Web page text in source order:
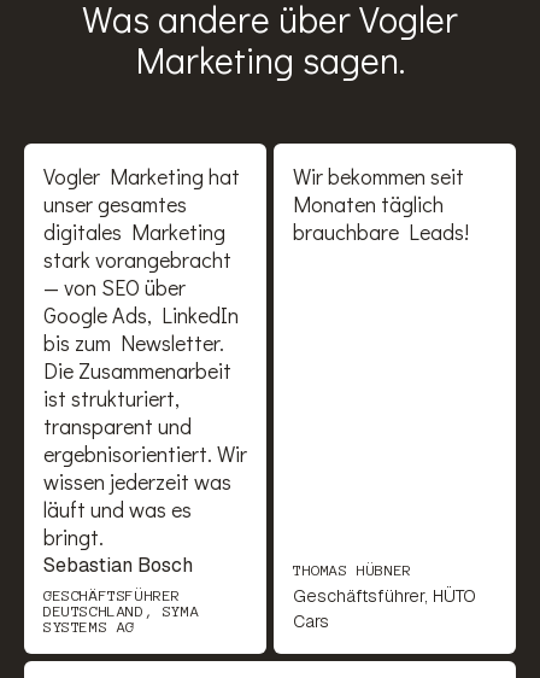
Was andere über Vogler
Marketing sagen.
Vogler Marketing hat
unser gesamtes
digitales Marketing
stark vorangebracht
— von SEO über
Google Ads, LinkedIn
bis zum Newsletter.
Die Zusammenarbeit
ist strukturiert,
transparent und
ergebnisorientiert. Wir
wissen jederzeit was
läuft und was es
bringt.
Sebastian Bosch
GESCHÄFTSFÜHRER
DEUTSCHLAND, SYMA
SYSTEMS AG
Wir bekommen seit
Monaten täglich
brauchbare Leads!
THOMAS HÜBNER
Geschäftsführer, HÜTO
Cars